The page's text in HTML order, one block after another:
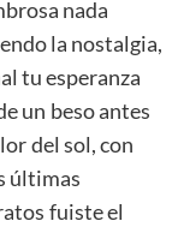
nada
la nostalgia,
tu esperanza
un beso antes
del sol, con
últimas
fuiste el